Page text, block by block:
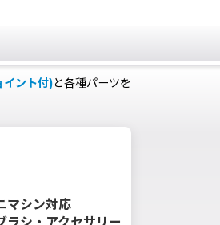
イント付)と各種パーツを
マシン対応